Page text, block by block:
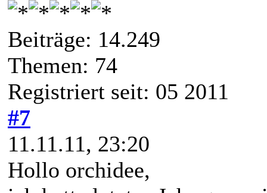
Beiträge: 14.249
Themen: 74
Registriert seit: 05 2011
#7
11.11.11, 23:20
Hollo orchidee,